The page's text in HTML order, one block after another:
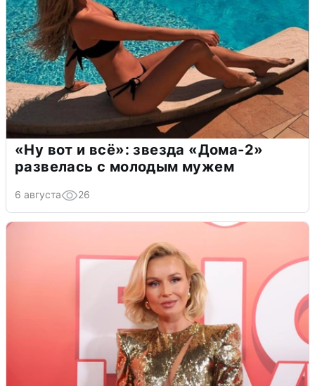
«Ну вот и всё»: звезда «Дома-2»
развелась с молодым мужем
6 августа 26